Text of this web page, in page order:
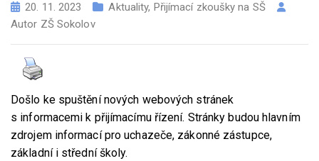
20. 11. 2023 Aktuality, Přijímací zkoušky na SŠ
Autor ZŠ Sokolov
Došlo ke spuštění nových webových stránek
s informacemi k přijímacímu řízení. Stránky budou hlavním
zdrojem informací pro uchazeče, zákonné zástupce,
základní i střední školy.